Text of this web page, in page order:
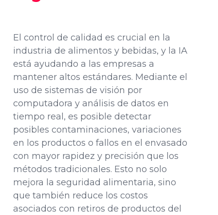
El control de calidad es crucial en la
industria de alimentos y bebidas, y la IA
está ayudando a las empresas a
mantener altos estándares. Mediante el
uso de sistemas de visión por
computadora y análisis de datos en
tiempo real, es posible detectar
posibles contaminaciones, variaciones
en los productos o fallos en el envasado
con mayor rapidez y precisión que los
métodos tradicionales. Esto no solo
mejora la seguridad alimentaria, sino
que también reduce los costos
asociados con retiros de productos del